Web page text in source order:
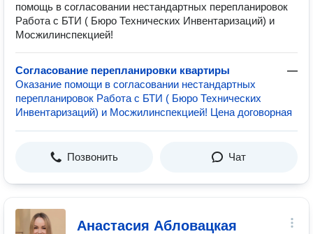
помощь в согласовании нестандартных перепланировок
Работа с БТИ ( Бюро Технических Инвентаризаций) и
Мосжилинспекцией!
Согласование перепланировки квартиры
—
Оказание помощи в согласовании нестандартных
перепланировок Работа с БТИ ( Бюро Технических
Инвентаризаций) и Мосжилинспекцией! Цена договорная
Позвонить Чат
Анастасия Абловацкая